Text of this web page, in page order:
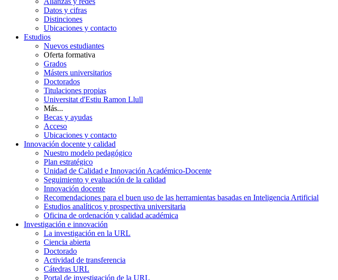
Datos y cifras
Distinciones
Ubicaciones y contacto
Estudios
Nuevos estudiantes
Oferta formativa
Grados
Másters universitarios
Doctorados
Titulaciones propias
Universitat d'Estiu Ramon Llull
Más...
Becas y ayudas
Acceso
Ubicaciones y contacto
Innovación docente y calidad
Nuestro modelo pedagógico
Plan estratégico
Unidad de Calidad e Innovación Académico-Docente
Seguimiento y evaluación de la calidad
Innovación docente
Recomendaciones para el buen uso de las herramientas basadas en Inteligencia Artificial
Estudios analíticos y prospectiva universitaria
Oficina de ordenación y calidad académica
Investigación e innovación
La investigación en la URL
Ciencia abierta
Doctorado
Actividad de transferencia
Cátedras URL
Portal de investigación de la URL